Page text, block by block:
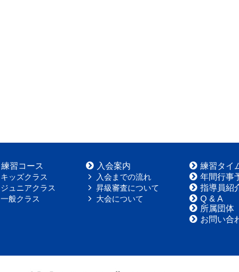
練習コース
キッズクラス
ジュニアクラス
一般クラス
入会案内
入会までの流れ
昇級審査について
大会について
練習タイ
年間行事
指導員紹
Q & A
所属団体
お問い合